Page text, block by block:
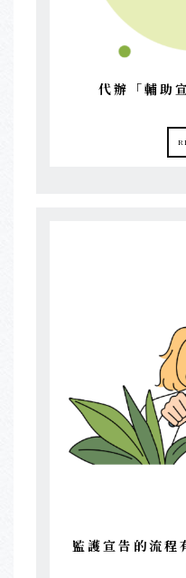
代辦「輔助
監護宣告的流程